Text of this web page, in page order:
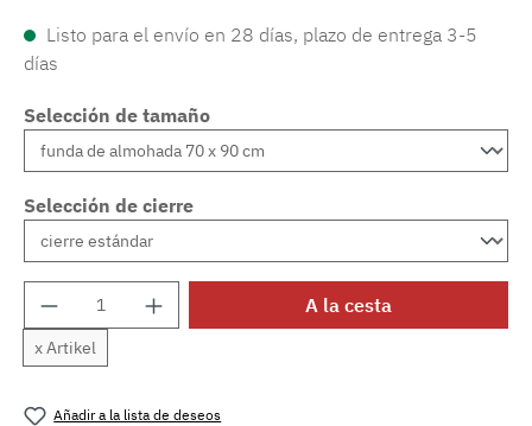
Listo para el envío en 28 días, plazo de entrega 3-5
días
Selección de tamaño
Selección de cierre
Cantidad del producto: introduce la
x Artikel
A la cesta
Añadir a la lista de deseos